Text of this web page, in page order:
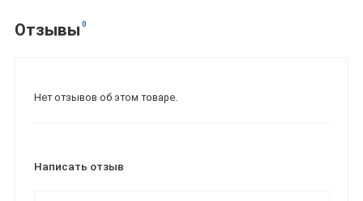
Отзывы 0
Нет отзывов об этом товаре.
Написать отзыв